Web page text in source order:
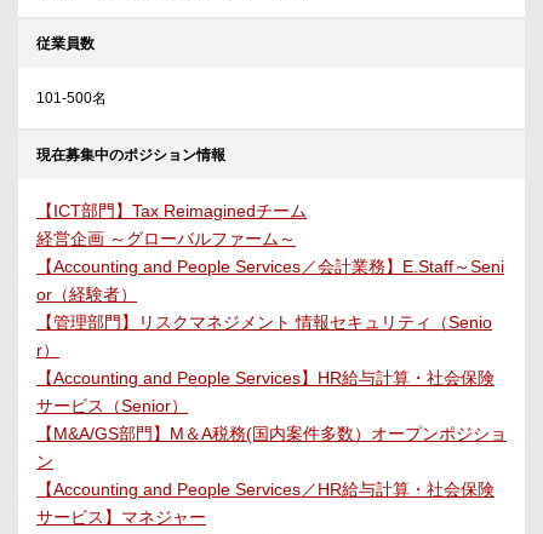
従業員数
101-500名
現在募集中のポジション情報
【ICT部門】Tax Reimaginedチーム
経営企画 ～グローバルファーム～
【Accounting and People Services／会計業務】E.Staff～Seni
or（経験者）
【管理部門】リスクマネジメント 情報セキュリティ（Senio
r）
【Accounting and People Services】HR給与計算・社会保険
サービス（Senior）
【M&A/GS部門】M＆A税務(国内案件多数）オープンポジショ
ン
【Accounting and People Services／HR給与計算・社会保険
サービス】マネジャー